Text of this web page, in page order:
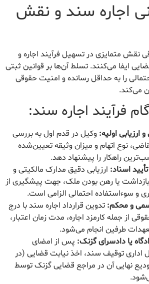
اجاره سند و نقش
نقش متمایزی در تسهیل فرآیند اجاره و
ایفا می‌کنند. تسلط آن‌ها بر قوانین ثبتی
را به حداقل رسانده و امنیت حقوقی
می‌کند.
فرآیند اجاره سند:
اولیه: وکیل در قدم اول به بررسی
نوع اتهام و میزان وثیقه تعیین‌شده
راهکار را پیشنهاد دهد.
اسناد: ارزیابی دقیق مدارک مالکیتی و
بازداشت یا رهن بودن ملک، جهت پیشگیری از
و سوءاستفاده احتمالی الزامی است.
و محکم: تدوین قرارداد اجاره سند با درج
از جمله کارمزد اجاره، مدت زمان اعتبار،
طرفین انجام می‌شود.
یا دادسرای گزنک: پس از امضای
اداری توقیف سند، اخذ نیابت قضایی (در
نهایی آن در مراجع قضایی گزنک توسط